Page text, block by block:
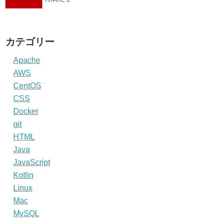
カテゴリー
Apache
AWS
CentOS
CSS
Docker
git
HTML
Java
JavaScript
Kotlin
Linux
Mac
MySQL